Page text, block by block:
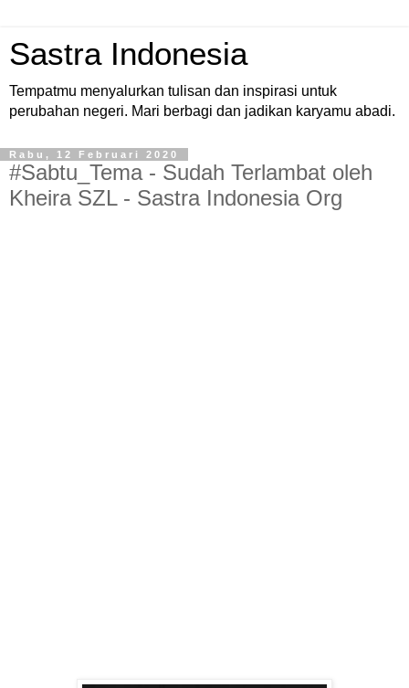
Sastra Indonesia
Tempatmu menyalurkan tulisan dan inspirasi untuk
perubahan negeri. Mari berbagi dan jadikan karyamu abadi.
Rabu, 12 Februari 2020
#Sabtu_Tema - Sudah Terlambat oleh
Kheira SZL - Sastra Indonesia Org